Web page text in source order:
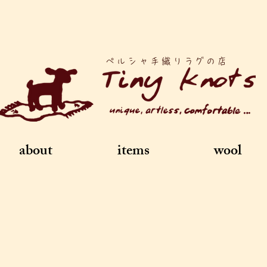
ペルシャ手織りラグの店
about items wool